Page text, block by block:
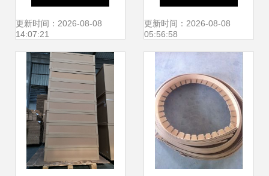
新批发趋势与市场
解析
更新时间：2026-08-08
14:07:21
蓝海
更新时间：2026-08-08
05:56:58